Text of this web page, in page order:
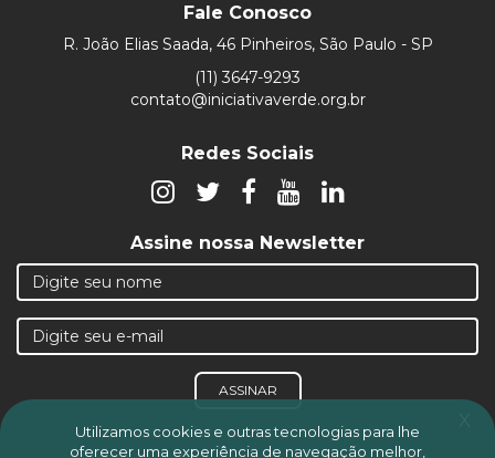
Fale Conosco
R. João Elias Saada, 46 Pinheiros, São Paulo - SP
(11) 3647-9293
contato@iniciativaverde.org.br
Redes Sociais
Assine nossa Newsletter
ASSINAR
x
Utilizamos cookies e outras tecnologias para lhe
oferecer uma experiência de navegação melhor,